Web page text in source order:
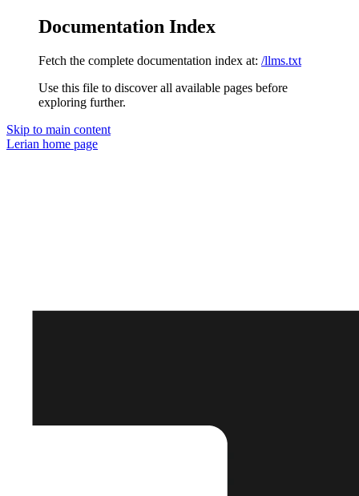
Documentation Index
Fetch the complete documentation index at: /llms.txt
Use this file to discover all available pages before
exploring further.
Skip to main content
Lerian home page